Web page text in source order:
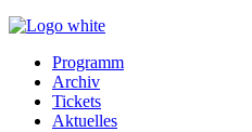
Prefooter
Programm
Archiv
Tickets
Aktuelles